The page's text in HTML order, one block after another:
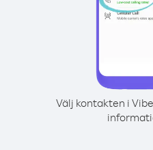
Välj kontakten i